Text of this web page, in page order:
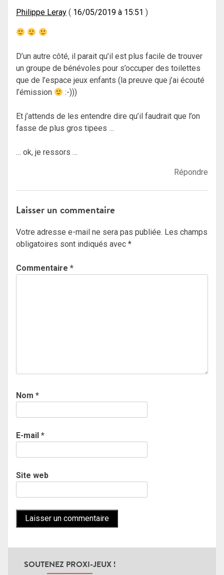
Philippe Leray 16/05/2019 à 15:51
D’un autre côté, il parait qu’il est plus facile de trouver
un groupe de bénévoles pour s’occuper des toilettes
que de l’espace jeux enfants (la preuve que j’ai écouté
l’émission
:-)))
Et j’attends de les entendre dire qu’il faudrait que l’on
fasse de plus gros tipees …
… ok, je ressors …
Répondre
Laisser un commentaire
Votre adresse e-mail ne sera pas publiée. Les champs
obligatoires sont indiqués avec *
Commentaire *
Nom *
E-mail *
Site web
SOUTENEZ PROXI-JEUX !